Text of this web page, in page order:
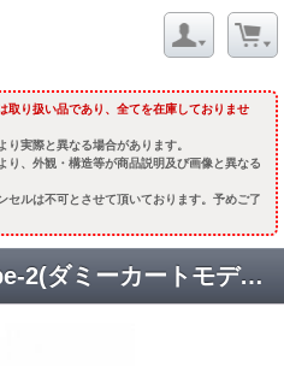
取り扱い品であり、全てを在庫しておりませ
り実際と異なる場合があります。
り、外観・構造等が商品説明及び画像と異なる
セルは不可とさせて頂いております。予めご了
モデルガン : FG42 type-2(ダミーカートモデル) [品切中.再生産待ち]